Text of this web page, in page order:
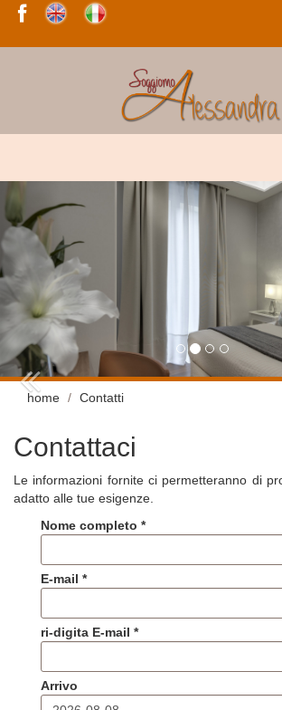
home Contatti
Contattaci
Le informazioni fornite ci permetteranno di
adatto alle tue esigenze.
Nome completo *
E-mail *
ri-digita E-mail *
Arrivo